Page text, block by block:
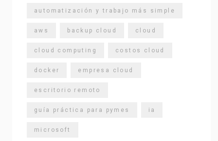
automatización y trabajo más simple
aws backup cloud cloud
cloud computing costos cloud
docker empresa cloud
escritorio remoto
guía práctica para pymes ia
microsoft